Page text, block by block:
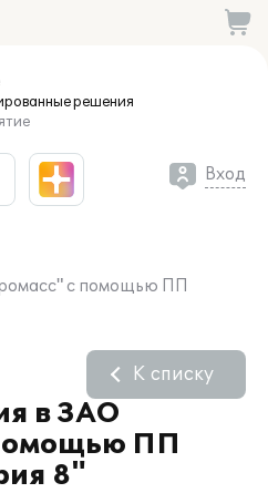
решения
Вход
с помощью ПП
в ЗАО
ПП
8"
К списку